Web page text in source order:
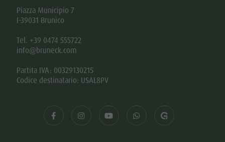
Piazza Municipio 7
I-39031 Brunico
Tel. +39 0474 555722
info@bruneck.com
Partita IVA: 00329130215
Codice destinatario: USAL8PV